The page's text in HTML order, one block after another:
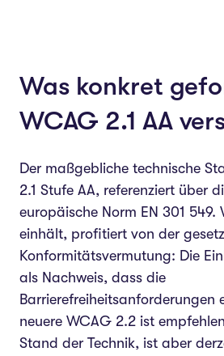
Was konkret
WCAG 2.1 AA
Der maßgebliche technische
2.1 Stufe AA, referenziert über
europäische Norm EN 301 549.
einhält, profitiert von der
Konformitätsvermutung: Die
als Nachweis, dass die
Barrierefreiheitsanforderungen
neuere WCAG 2.2 ist
Stand der Technik, ist aber